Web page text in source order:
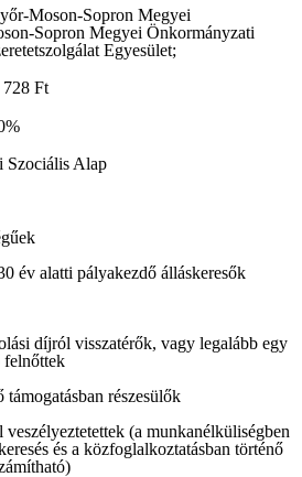
Moson-Sopron Megyei
Sopron Megyei Önkormányzati
Egyesület;
Ft
Szociális Alap
év alatti pályakezdő álláskeresők
díjról visszatérők, vagy legalább egy
felnőttek
részesülők
(a munkanélküliségben
és a közfoglalkoztatásban történő